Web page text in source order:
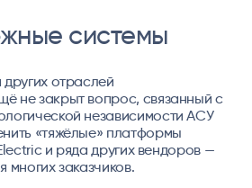
системы
отраслей
не закрыт вопрос, связанный с
независимости АСУ
«тяжёлые» платформы
и ряда других вендоров —
многих заказчиков.